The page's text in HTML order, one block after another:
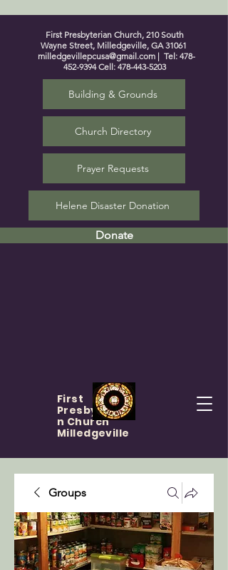
First Presbyterian Church, 210 South
Wayne Street, Milledgeville, GA 31061
milledgevillepcusa@gmail.com | Tel: 478-
452-9394Cell: 478-443-5203
Building & Grounds
Church Directory
Prayer Requests
Helene Disaster Donation
Donate
First
Presbyteria
n Church
Milledgeville
Groups